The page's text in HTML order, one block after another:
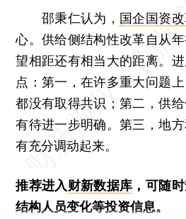
邵秉仁认为， 国企国资
心。供给侧结构性改革自从
望相距还有相当大的距离。
点：第一，在许多重大问题
都没有取得共识；第二，供
有待进一步明确。第三，地
有充分调动起来。
推荐进入财新数据库 ，可随
结构人员变化等投资信息。